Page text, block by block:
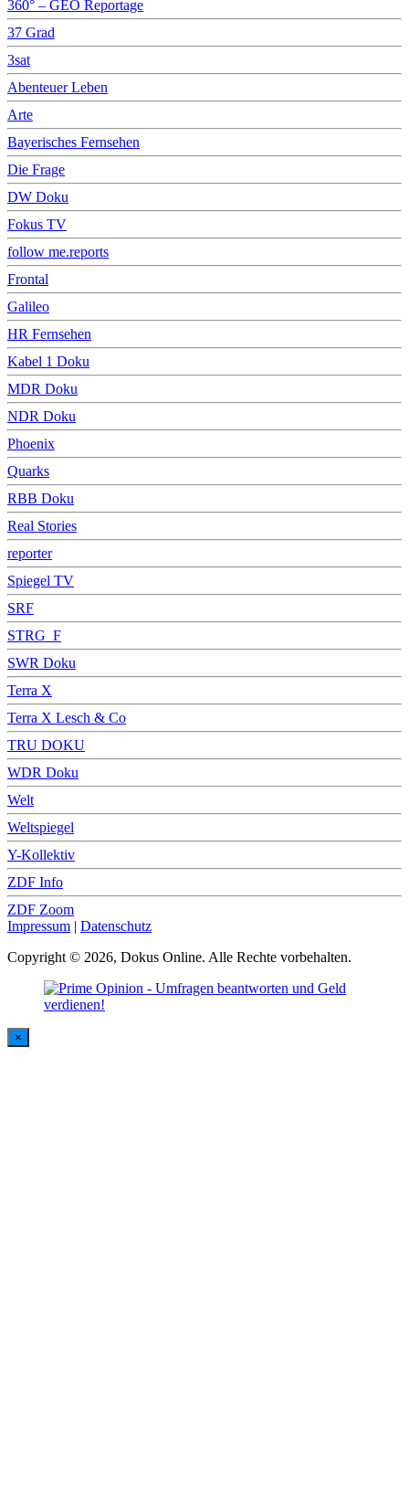
360° – GEO Reportage
37 Grad
3sat
Abenteuer Leben
Arte
Bayerisches Fernsehen
Die Frage
DW Doku
Fokus TV
follow me.reports
Frontal
Galileo
HR Fernsehen
Kabel 1 Doku
MDR Doku
NDR Doku
Phoenix
Quarks
RBB Doku
Real Stories
reporter
Spiegel TV
SRF
STRG_F
SWR Doku
Terra X
Terra X Lesch & Co
TRU DOKU
WDR Doku
Welt
Weltspiegel
Y-Kollektiv
ZDF Info
ZDF Zoom
Impressum | Datenschutz
Copyright © 2026, Dokus Online. Alle Rechte vorbehalten.
×